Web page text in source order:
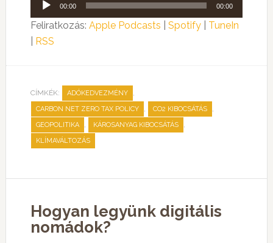
lejátszó
00:00 00:00
Feliratkozás: Apple Podcasts Spotify| TuneIn
RSS
CÍMKÉK: ADÓKEDVEZMÉNY ,
CARBON NET ZERO TAX POLICY , CO2 KIBOCSÁTÁS ,
GEOPOLITIKA , KÁROSANYAG KIBOCSÁTÁS ,
KLÍMAVÁLTOZÁS
Hogyan legyünk digitális
nomádok?